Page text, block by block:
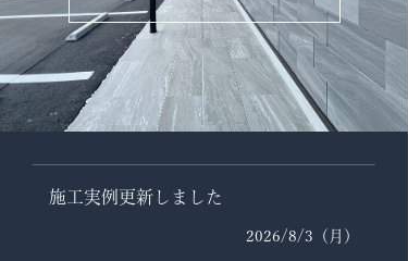
施工実例更新しました
2026/8/3（月）